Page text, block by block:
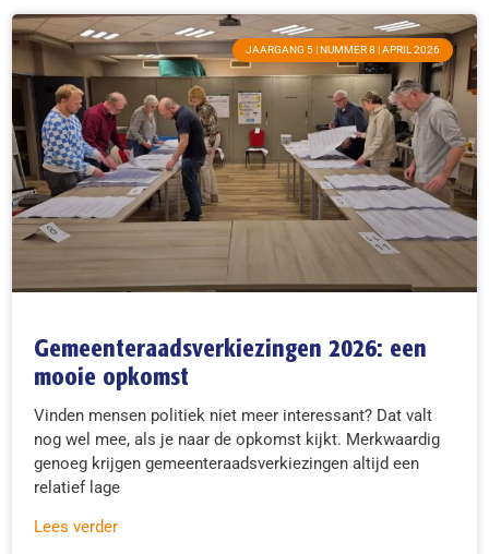
JAARGANG 5 | NUMMER 8 | APRIL 2026
Gemeenteraadsverkiezingen 2026: een
mooie opkomst
Vinden mensen politiek niet meer interessant? Dat valt
nog wel mee, als je naar de opkomst kijkt. Merkwaardig
genoeg krijgen gemeenteraadsverkiezingen altijd een
relatief lage
Lees verder